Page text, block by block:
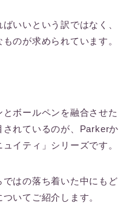
いいという訳ではなく、
のが求められています。
ボールペンを融合させた
されているのが、Parkerか
イティ」シリーズです。
はの落ち着いた中にもど
いてご紹介します。